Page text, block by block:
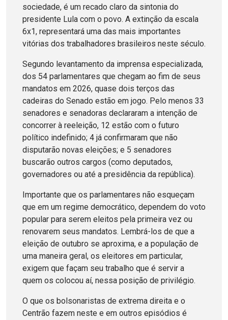
sociedade, é um recado claro da sintonia do
presidente Lula com o povo. A extinção da escala
6x1, representará uma das mais importantes
vitórias dos trabalhadores brasileiros neste século.
Segundo levantamento da imprensa especializada,
dos 54 parlamentares que chegam ao fim de seus
mandatos em 2026, quase dois terços das
cadeiras do Senado estão em jogo. Pelo menos 33
senadores e senadoras declararam a intenção de
concorrer à reeleição, 12 estão com o futuro
político indefinido; 4 já confirmaram que não
disputarão novas eleições; e 5 senadores
buscarão outros cargos (como deputados,
governadores ou até a presidência da república).
Importante que os parlamentares não esqueçam
que em um regime democrático, dependem do voto
popular para serem eleitos pela primeira vez ou
renovarem seus mandatos. Lembrá-los de que a
eleição de outubro se aproxima, e a população de
uma maneira geral, os eleitores em particular,
exigem que façam seu trabalho que é servir a
quem os colocou aí, nessa posição de privilégio.
O que os bolsonaristas de extrema direita e o
Centrão fazem neste e em outros episódios é